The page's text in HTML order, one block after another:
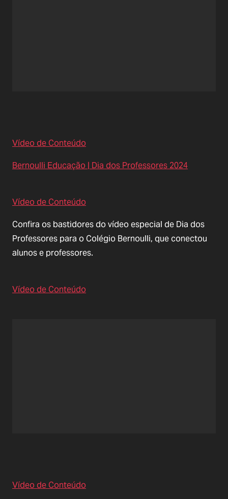
Vídeo de Conteúdo
Bernoulli Educação | Dia dos Professores 2024
Vídeo de Conteúdo
Confira os bastidores do vídeo especial de Dia dos
Professores para o Colégio Bernoulli, que conectou
alunos e professores.
Vídeo de Conteúdo
Vídeo de Conteúdo